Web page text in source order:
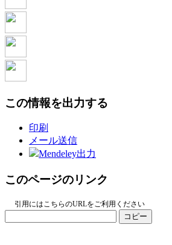
この情報を出力する
印刷
メール送信
Mendeley出力
このページのリンク
引用にはこちらのURLをご利用ください
コピー